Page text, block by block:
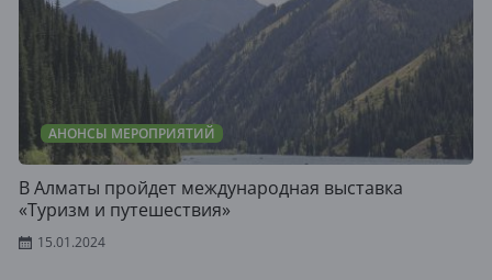
АНОНСЫ МЕРОПРИЯТИЙ
В Алматы пройдет международная выставка
«Туризм и путешествия»
15.01.2024